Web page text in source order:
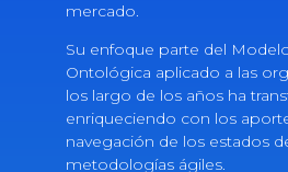
mercado.
Su enfoque parte del
Ontológica aplicado a las
los largo de los años ha
enriqueciendo con los
navegación de los estados
metodologías ágiles.